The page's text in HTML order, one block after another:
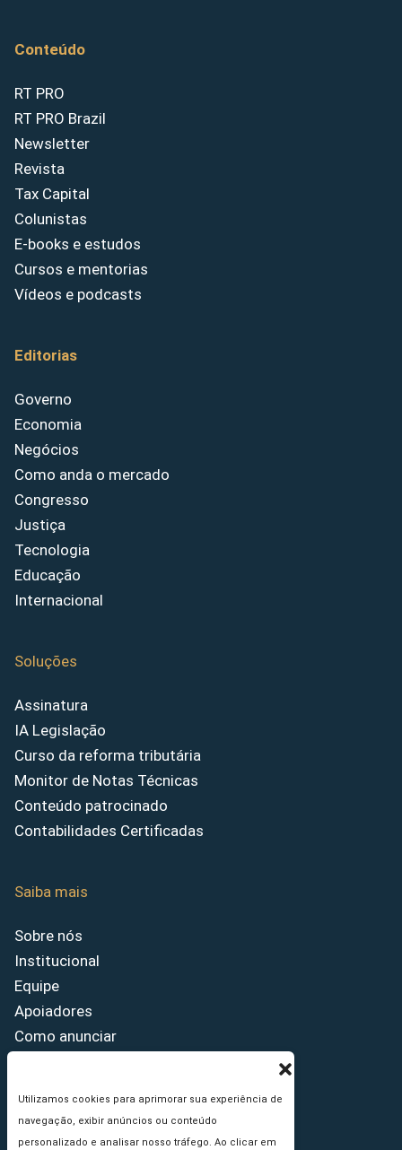
Utilizamos cookies para aprimorar sua experiência de
navegação, exibir anúncios ou conteúdo
personalizado e analisar nosso tráfego. Ao clicar em
Conteúdo
RT PRO
RT PRO Brazil
Newsletter
Revista
Tax Capital
Colunistas
E-books e estudos
Cursos e mentorias
Vídeos e podcasts
Editorias
Governo
Economia
Negócios
Como anda o mercado
Congresso
Justiça
Tecnologia
Educação
Internacional
Soluções
Assinatura
IA Legislação
Curso da reforma tributária
Monitor de Notas Técnicas
Conteúdo patrocinado
Contabilidades Certificadas
Saiba mais
Sobre nós
Institucional
Equipe
Apoiadores
Como anunciar
Princípios Editoriais